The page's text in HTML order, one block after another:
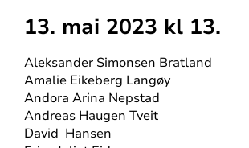
13. mai 2023 kl 13.
Aleksander Simonsen Bratland
Amalie Eikeberg Langøy
Andora Arina Nepstad
Andreas Haugen Tveit
David Hansen